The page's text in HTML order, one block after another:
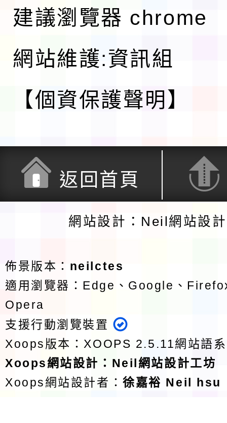
建議瀏覽器 chrome
網站維護:資訊組
【個資保護聲明】
返回首頁
網站設計：Neil網站設
佈景版本： neilctes
適用瀏覽器：Edge、Google、
Opera
支援行動瀏覽裝置
Xoops版本：XOOPS 2.5.11網站語
Xoops網站設計 ： Neil網站設計工坊
Xoops網站設計者：徐嘉裕 Neil hsu